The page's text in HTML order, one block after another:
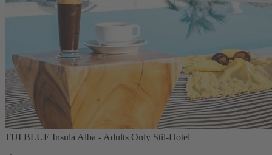
TUI BLUE Insula Alba - Adults Only Stil-Hotel